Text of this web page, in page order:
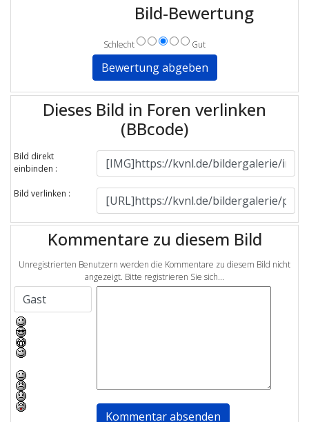
Bild-Bewertung
Schlecht Gut
Dieses Bild in Foren verlinken
(BBcode)
Bild direkt
einbinden :
Bild verlinken :
Kommentare zu diesem Bild
Unregistrierten Benutzern werden die Kommentare zu diesem Bild nicht
angezeigt. Bitte registrieren Sie sich...